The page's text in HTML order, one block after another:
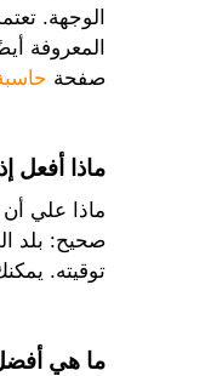
الوجهة.
المعروفة
صفحة
ماذا أفعل
ماذا علي
صحيح: بلد
توقيته.
ما هي